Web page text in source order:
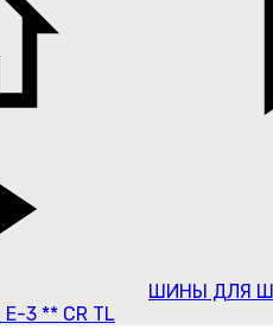
ШИНЫ ДЛЯ
E-3 ** CR TL